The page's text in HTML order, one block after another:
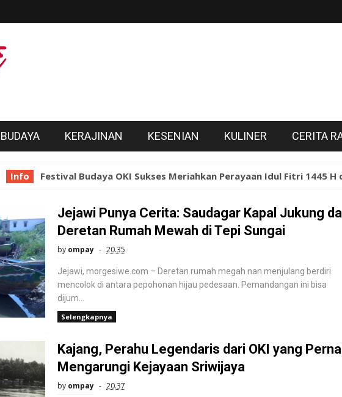
KERAJINAN KESENIAN KULINER CERITA
Info Festival Budaya OKI Sukses Meriahkan Perayaan Idul Fitri 1445 H
Jejawi Punya Cerita: Saudagar Kapal Jukung
Deretan Rumah Mewah di Tepi Sungai
by ompay 20.35
Jejawi, morgesiwe.com – Deretan rumah megah nan menjulang berdiri
mencolok di antara pepohonan hijau pedesaan. Pemandangan ini bisa
dijum...
Selengkapnya
Kajang, Perahu Legendaris dari OKI yang
Mengarungi Kejayaan Sriwijaya
by ompay 20.37